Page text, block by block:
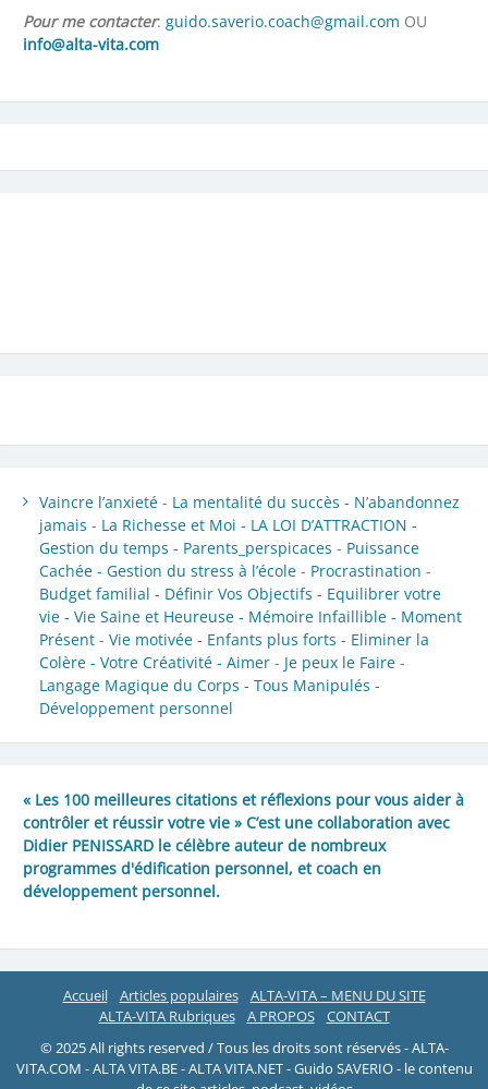
Pour me contacter: guido.saverio.coach@gmail.com OU
info@alta-vita.com
Vaincre l’anxieté - La mentalité du succès - N’abandonnez
jamais - La Richesse et Moi - LA LOI D’ATTRACTION -
Gestion du temps - Parents_perspicaces - Puissance
Cachée - Gestion du stress à l’école - Procrastination -
Budget familial - Définir Vos Objectifs - Equilibrer votre
vie - Vie Saine et Heureuse - Mémoire Infaillible - Moment
Présent - Vie motivée - Enfants plus forts - Eliminer la
Colère - Votre Créativité - Aimer - Je peux le Faire -
Langage Magique du Corps - Tous Manipulés -
Développement personnel
« Les 100 meilleures citations et réflexions pour vous aider à
contrôler et réussir votre vie » C’est une collaboration avec
Didier PENISSARD le célèbre auteur de nombreux
programmes d'édification personnel, et coach en
développement personnel.
Accueil Articles populaires
ALTA-VITA – MENU DU SITE
ALTA-VITA Rubriques
A PROPOS
CONTACT
© 2025 All rights reserved / Tous les droits sont réservés - ALTA-
VITA.COM - ALTA VITA.BE - ALTA VITA.NET - Guido SAVERIO - le contenu